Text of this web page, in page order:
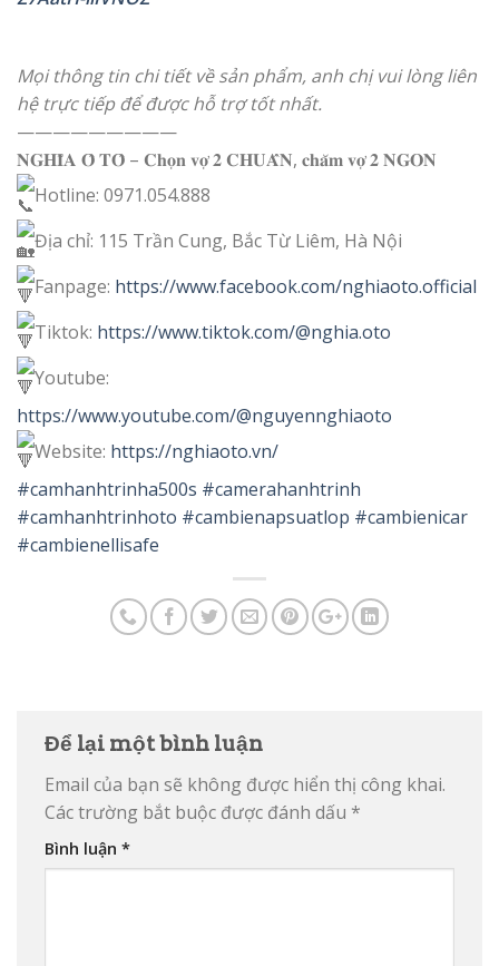
Mọi thông tin chi tiết về sản phẩm, anh chị vui lòng liên
hệ trực tiếp để được hỗ trợ tốt nhất.
—————————
𝐍𝐆𝐇𝐈̃𝐀 𝐎̂ 𝐓𝐎̂ – 𝐂𝐡𝐨̣𝐧 𝐯𝐨̛̣ 𝟐 𝐂𝐇𝐔𝐀̂̉𝐍, 𝐜𝐡𝐚̆𝐦 𝐯𝐨̛̣ 𝟐 𝐍𝐆𝐎𝐍
Hotline: 0971.054.888
Địa chỉ: 115 Trần Cung, Bắc Từ Liêm, Hà Nội
Fanpage: https://www.facebook.com/nghiaoto.official
Tiktok: https://www.tiktok.com/@nghia.oto
Youtube:
https://www.youtube.com/@nguyennghiaoto
Website: https://nghiaoto.vn/
#camhanhtrinha500s #camerahanhtrinh
#camhanhtrinhoto #cambienapsuatlop #cambienicar
#cambienellisafe
Để lại một bình luận
Email của bạn sẽ không được hiển thị công khai.
Các trường bắt buộc được đánh dấu *
Bình luận *